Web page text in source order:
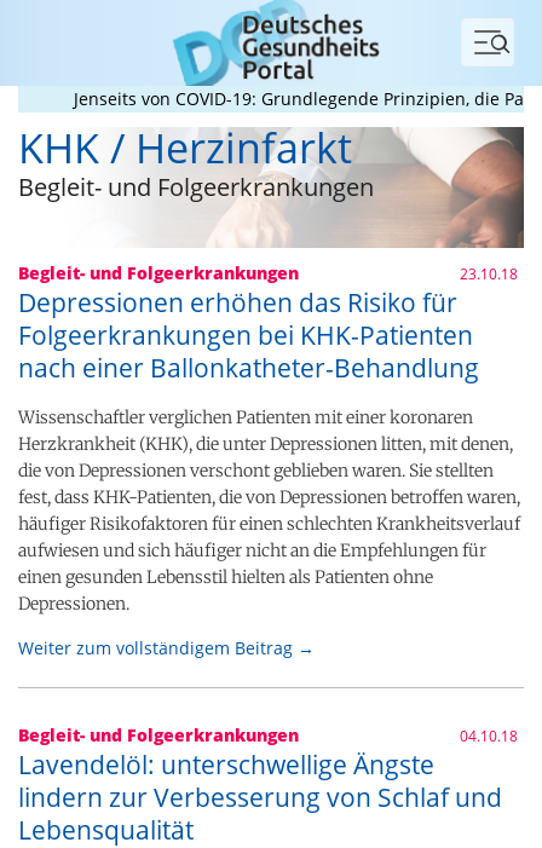
Menü
Jenseits von COVID-19: Grundlegende Prinzipien, die
KHK / Herzinfarkt
Begleit- und Folgeerkrankungen
Begleit- und Folgeerkrankungen 23.10.18
Depressionen erhöhen das Risiko für
Folgeerkrankungen bei KHK-Patienten
nach einer Ballonkatheter-Behandlung
Wissenschaftler verglichen Patienten mit einer koronaren
Herzkrankheit (KHK), die unter Depressionen litten, mit denen,
die von Depressionen verschont geblieben waren. Sie stellten
fest, dass KHK-Patienten, die von Depressionen betroffen waren,
häufiger Risikofaktoren für einen schlechten Krankheitsverlauf
aufwiesen und sich häufiger nicht an die Empfehlungen für
einen gesunden Lebensstil hielten als Patienten ohne
Depressionen.
Weiter zum vollständigem Beitrag →
Begleit- und Folgeerkrankungen 04.10.18
Lavendelöl: unterschwellige Ängste
lindern zur Verbesserung von Schlaf und
Lebensqualität